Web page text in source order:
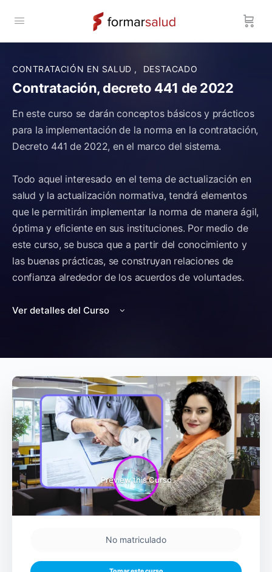
CONTRATACIÓN EN SALUD , DESTACADO
Contratación, decreto 441 de 2022
En este curso se darán conceptos básicos y prácticos
para la implementación de la norma en la contratación,
Decreto 441 de 2022, en el marco del sistema.
Todo aquel interesado en el tema de actualización en
salud y la actualización normativa, tendrá elementos
que le permitirán implementar la norma de manera ágil,
óptima y eficiente en sus instituciones. Por medio de
este curso, se busca que a partir del conocimiento y
las buenas prácticas, se construyan relaciones de
confianza alrededor de los acuerdos de voluntades.
Ver detalles del Curso
Preview this Curso
No matriculado